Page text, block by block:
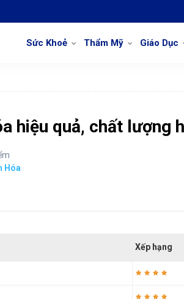
Sức Khoẻ Thẩm Mỹ Giáo Dục
hiệu quả, chất lượng
Hóa
Xếp hạng